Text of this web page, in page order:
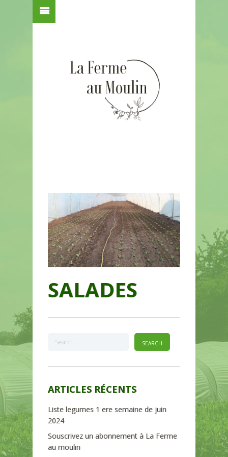
SALADES
ARTICLES RÉCENTS
Liste legumes 1 ere semaine de juin
2024
Souscrivez un abonnement à La Ferme
au moulin